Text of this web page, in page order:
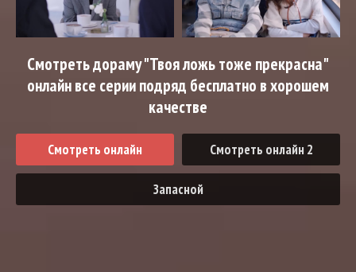
Смотреть дораму "Твоя ложь тоже прекрасна"
онлайн все серии подряд бесплатно в хорошем
качестве
Смотреть онлайн Смотреть онлайн 2
Запасной